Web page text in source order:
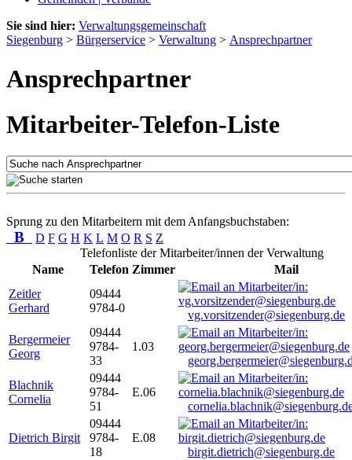
Sie sind hier: Verwaltungsgemeinschaft
Siegenburg > Bürgerservice > Verwaltung > Ansprechpartner
Ansprechpartner
Mitarbeiter-Telefon-Liste
Sprung zu den Mitarbeitern mit dem Anfangsbuchstaben:
B D F G H K L M O R S Z
Telefonliste der Mitarbeiter/innen der Verwaltung
Name
Telefon Zimmer
Mail
Zeitler
Gerhard
09444
9784-0
vg.vorsitzender@siegenburg.de
Bergermeier
Georg
09444
9784-
33
1.03
Blachnik
Cornelia
09444
9784-
51
E.06
Dietrich Birgit
09444
9784-
18
E.08
birgit.dietrich@siegenburg.de